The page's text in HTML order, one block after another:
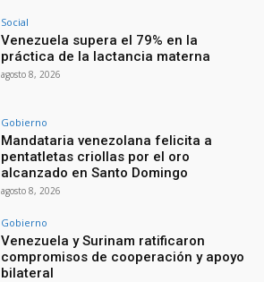
Social
Venezuela supera el 79% en la
práctica de la lactancia materna
agosto 8, 2026
Gobierno
Mandataria venezolana felicita a
pentatletas criollas por el oro
alcanzado en Santo Domingo
agosto 8, 2026
Gobierno
Venezuela y Surinam ratificaron
compromisos de cooperación y apoyo
bilateral